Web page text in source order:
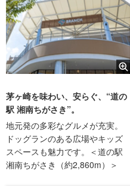
茅ヶ崎を味わい、安らぐ、“道の
駅 湘南ちがさき”。
地元発の多彩なグルメが充実。
ドッグランのある広場やキッズ
スペースも魅力です。＜道の駅
湘南ちがさき（約2,860m）＞